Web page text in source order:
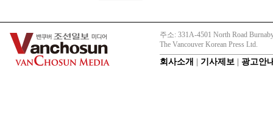
주소: 331A-4501 North Road
The Vancouver Korean Press Ltd.
회사소개 기사제보 광고안